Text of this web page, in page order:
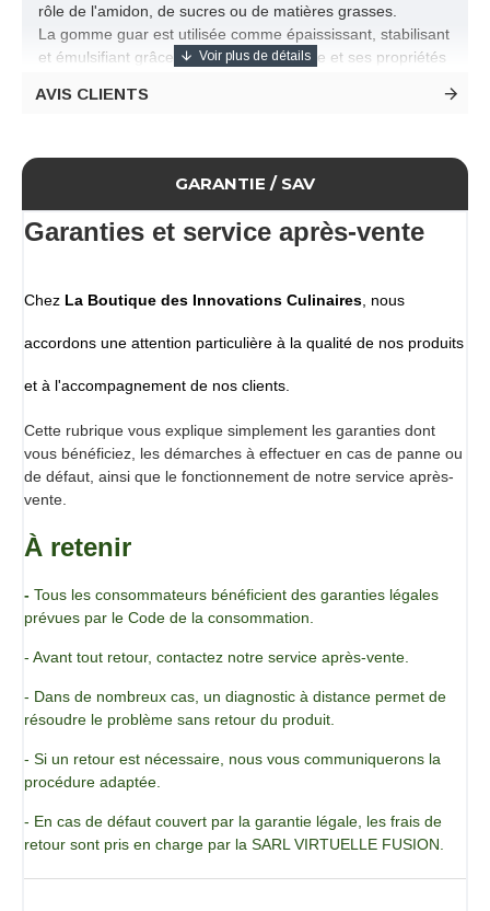
rôle de l'amidon, de sucres ou de matières grasses.
La gomme guar est utilisée comme épaississant, stabilisant
et émulsifiant grâce à sa texture uniforme et ses propriétés
La gomme de guar E412 est un polysaccharide d'origine
haricot de Guar et originaire entre autres des régions de
l'Afrique de l'Ouest, du Pakistan et de l'Inde.
Les graines de guar sont décortiquées, broyées et
tamisées pour obtenir la gomme de GUAR.
poudres...
Caractéristiques
Elle possède une bonne synergie avec la gomme
xanthane, mais ne forme pas de gel avec les
carraghénanes.
Poids net
Ingrédients
Poudre de Guar (E412)
AVIS CLIENTS
GARANTIE / SAV
Garanties et service après-vente
Chez La Boutique des Innovations Culinaires , nous
accordons une attention particulière à la qualité de nos produits
et à l'accompagnement de nos clients.
Cette rubrique vous explique simplement les garanties dont
vous bénéficiez, les démarches à effectuer en cas de panne ou
de défaut, ainsi que le fonctionnement de notre service après-
vente.
À retenir
- Tous les consommateurs bénéficient des garanties légales
prévues par le Code de la consommation.
- Avant tout retour, contactez notre service après-vente.
- Dans de nombreux cas, un diagnostic à distance permet de
résoudre le problème sans retour du produit.
- Si un retour est nécessaire, nous vous communiquerons la
procédure adaptée.
- En cas de défaut couvert par la garantie légale, les frais de
retour sont pris en charge par la SARL VIRTUELLE FUSION.